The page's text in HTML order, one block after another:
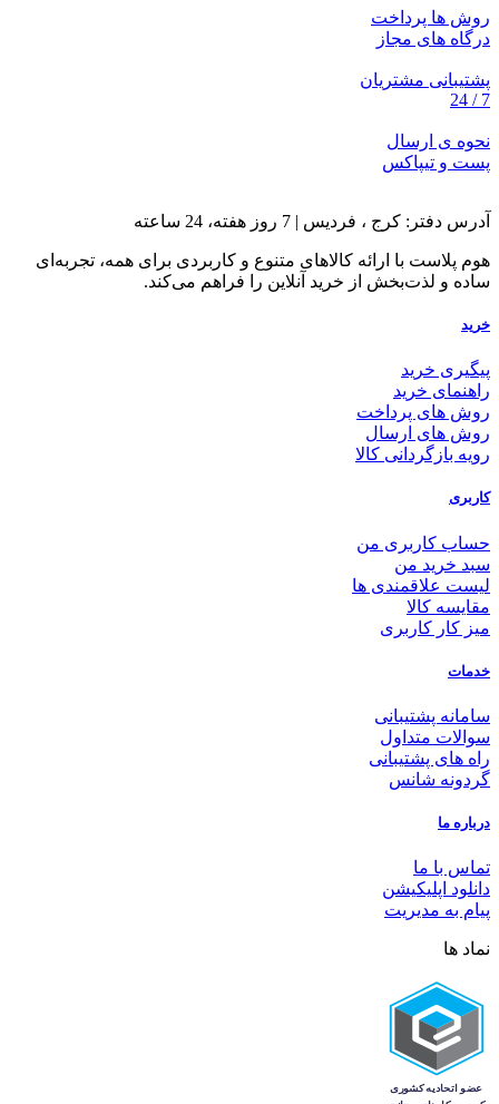
روش ها پرداخت
درگاه های مجاز
پشتیبانی مشتریان
7 / 24
نحوه ی ارسال
پست و تیپاکس
آدرس دفتر: کرج ، فردیس | 7 روز هفته، 24 ساعته
هوم پلاست با ارائه کالاهای متنوع و کاربردی برای همه، تجربه‌ای
ساده و لذت‌بخش از خرید آنلاین را فراهم می‌کند.
خرید
پیگیری خرید
راهنمای خرید
روش های پرداخت
روش های ارسال
رویه بازگردانی کالا
کاربری
حساب کاربری من
سبد خرید من
لیست علاقمندی ها
مقایسه کالا
میز کار کاربری
خدمات
سامانه پشتیبانی
سوالات متداول
راه های پشتیبانی
گردونه شانس
درباره ما
تماس با ما
دانلود اپلیکیشن
پیام به مدیریت
نماد ها